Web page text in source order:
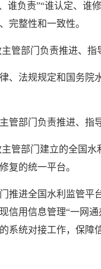
谁负责”“谁认定、
完整性和一致性。
管部门负责推进、
、法规规定和国务院
管部门负责推进、指
管部门建立的全国
复的统一平台。
推进全国水利监管平
信用信息管理“一网
系统对接工作，保障